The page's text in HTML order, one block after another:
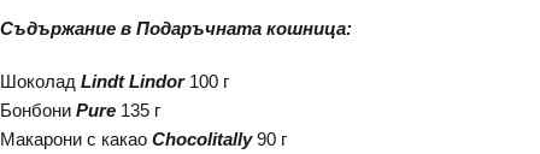
Съдържание в Подаръчната кошница:
Шоколад Lindt Lindor 100 г
Бонбони Pure 135 г
Макарони с какао Chocolitally 90 г